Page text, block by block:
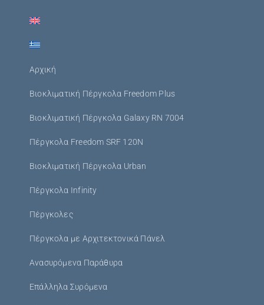
Αρχική
Βιοκλιματική Πέργκολα Freedom Plus
Βιοκλιματική Πέργκολα Galaxy RN 7004
Πέργκολα Freedom SRF 120N
Βιοκλιματική Πέργκολα Urban
Πέργκολα Infinity
Πέργκολες
Πέργκολα με Αρχιτεκτονικά Πάνελ
Ανασυρόμενα Παράθυρα
Επάλληλα Συρόμενα